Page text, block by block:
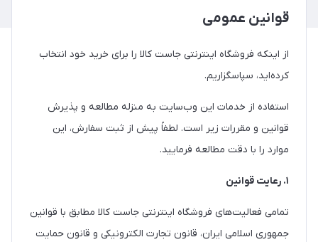
قوانین عمومی
از اینکه فروشگاه اینترنتی جاست کالا را برای خرید خود انتخاب
کرده‌اید، سپاسگزاریم.
استفاده از خدمات این وب‌سایت به منزله مطالعه و پذیرش
قوانین و مقررات زیر است. لطفاً پیش از ثبت سفارش، این
موارد را با دقت مطالعه فرمایید.
۱. رعایت قوانین
تمامی فعالیت‌های فروشگاه اینترنتی جاست کالا مطابق با قوانین
جمهوری اسلامی ایران، قانون تجارت الکترونیکی و قانون حمایت